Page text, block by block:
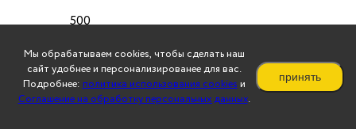
500
подробнее
Стенка «Палермо-6»
Мы обрабатываем cookies, чтобы сделать наш
сайт удобнее и персонализированее для вас.
Подробнее:политика использования cookiesи
Соглашение на обработку персональных данных.
принять